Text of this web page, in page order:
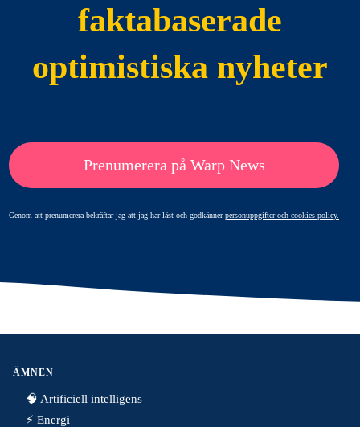
faktabaserade
optimistiska nyheter
Prenumerera på Warp News
Genom att prenumerera bekräftar jag att jag har läst och godkännerpersonuppgifter och cookies policy.
ÄMNEN
🧠 Artificiell intelligens
⚡️ Energi